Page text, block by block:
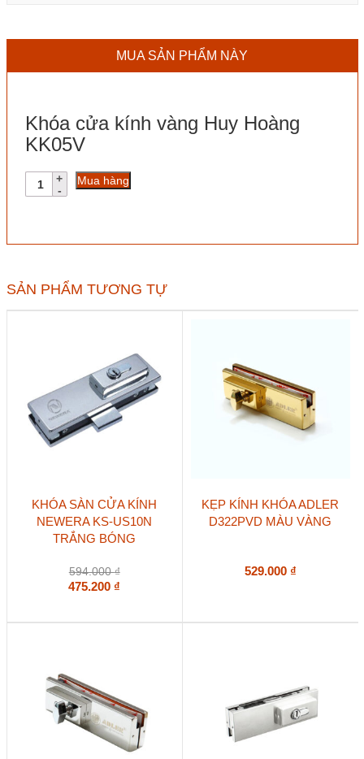
MUA SẢN PHẨM NÀY
Khóa cửa kính vàng Huy Hoàng
KK05V
Khóa
cửa
lượng
Mua hàng
SẢN PHẨM TƯƠNG TỰ
KHÓA SÀN CỬA KÍNH
NEWERA KS-US10N
TRẮNG BÓNG
594.000₫
475.200 ₫
KẸP KÍNH KHÓA ADLER
D322PVD MÀU VÀNG
529.000 ₫